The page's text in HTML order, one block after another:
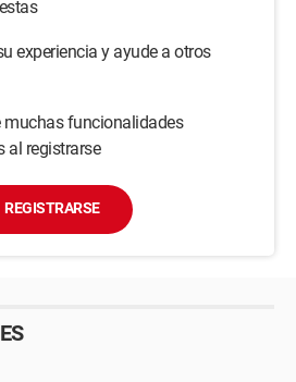
experiencia y ayude a otros
muchas funcionalidades
al registrarse
REGISTRARSE